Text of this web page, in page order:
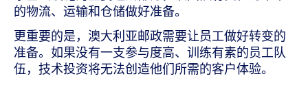
的物流、运输和仓储做好准备。
更重要的是，澳大利亚邮政需要让员工做好转变的
准备。如果没有一支参与度高、训练有素的员工队
伍，技术投资将无法创造他们所需的客户体验。